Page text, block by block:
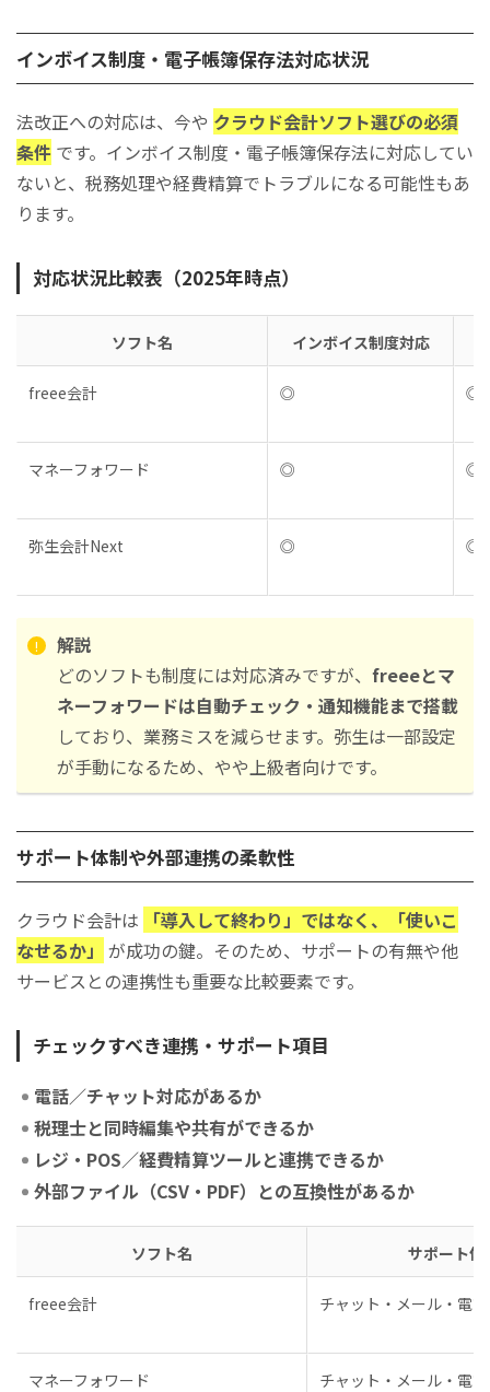
インボイス制度・電子帳簿保存法対応状況
法改正への対応は、今や クラウド会計ソフト選びの必須
条件 です。インボイス制度・電子帳簿保存法に対応してい
ないと、税務処理や経費精算でトラブルになる可能性もあ
ります。
対応状況比較表（2025年時点）
ソフト名 インボイス制度対応
freee会計 ◎ ◎
マネーフォワード ◎ ◎
弥生会計Next ◎ ◎
解説
どのソフトも制度には対応済みですが、 freeeとマ
ネーフォワードは自動チェック・通知機能まで搭載
しており、業務ミスを減らせます。弥生は一部設定
が手動になるため、やや上級者向けです。
サポート体制や外部連携の柔軟性
クラウド会計は
「導入して終わり」ではなく、「使いこ
なせるか」 が成功の鍵。そのため、サポートの有無や他
サービスとの連携性も重要な比較要素です。
チェックすべき連携・サポート項目
電話／チャット対応があるか
税理士と同時編集や共有ができるか
レジ・POS／経費精算ツールと連携できるか
外部ファイル（CSV・PDF）との互換性があるか
ソフト名 サポート体
freee会計 チャット・メール・電
マネーフォワード チャット・メール・電